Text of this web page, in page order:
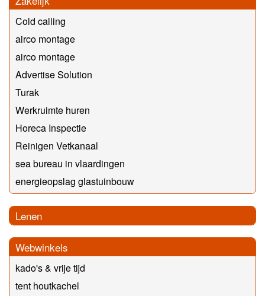
Cold calling
airco montage
airco montage
Advertise Solution
Turak
Werkruimte huren
Horeca Inspectie
Reinigen Vetkanaal
sea bureau in vlaardingen
energieopslag glastuinbouw
Lenen
Webwinkels
kado's & vrije tijd
tent houtkachel